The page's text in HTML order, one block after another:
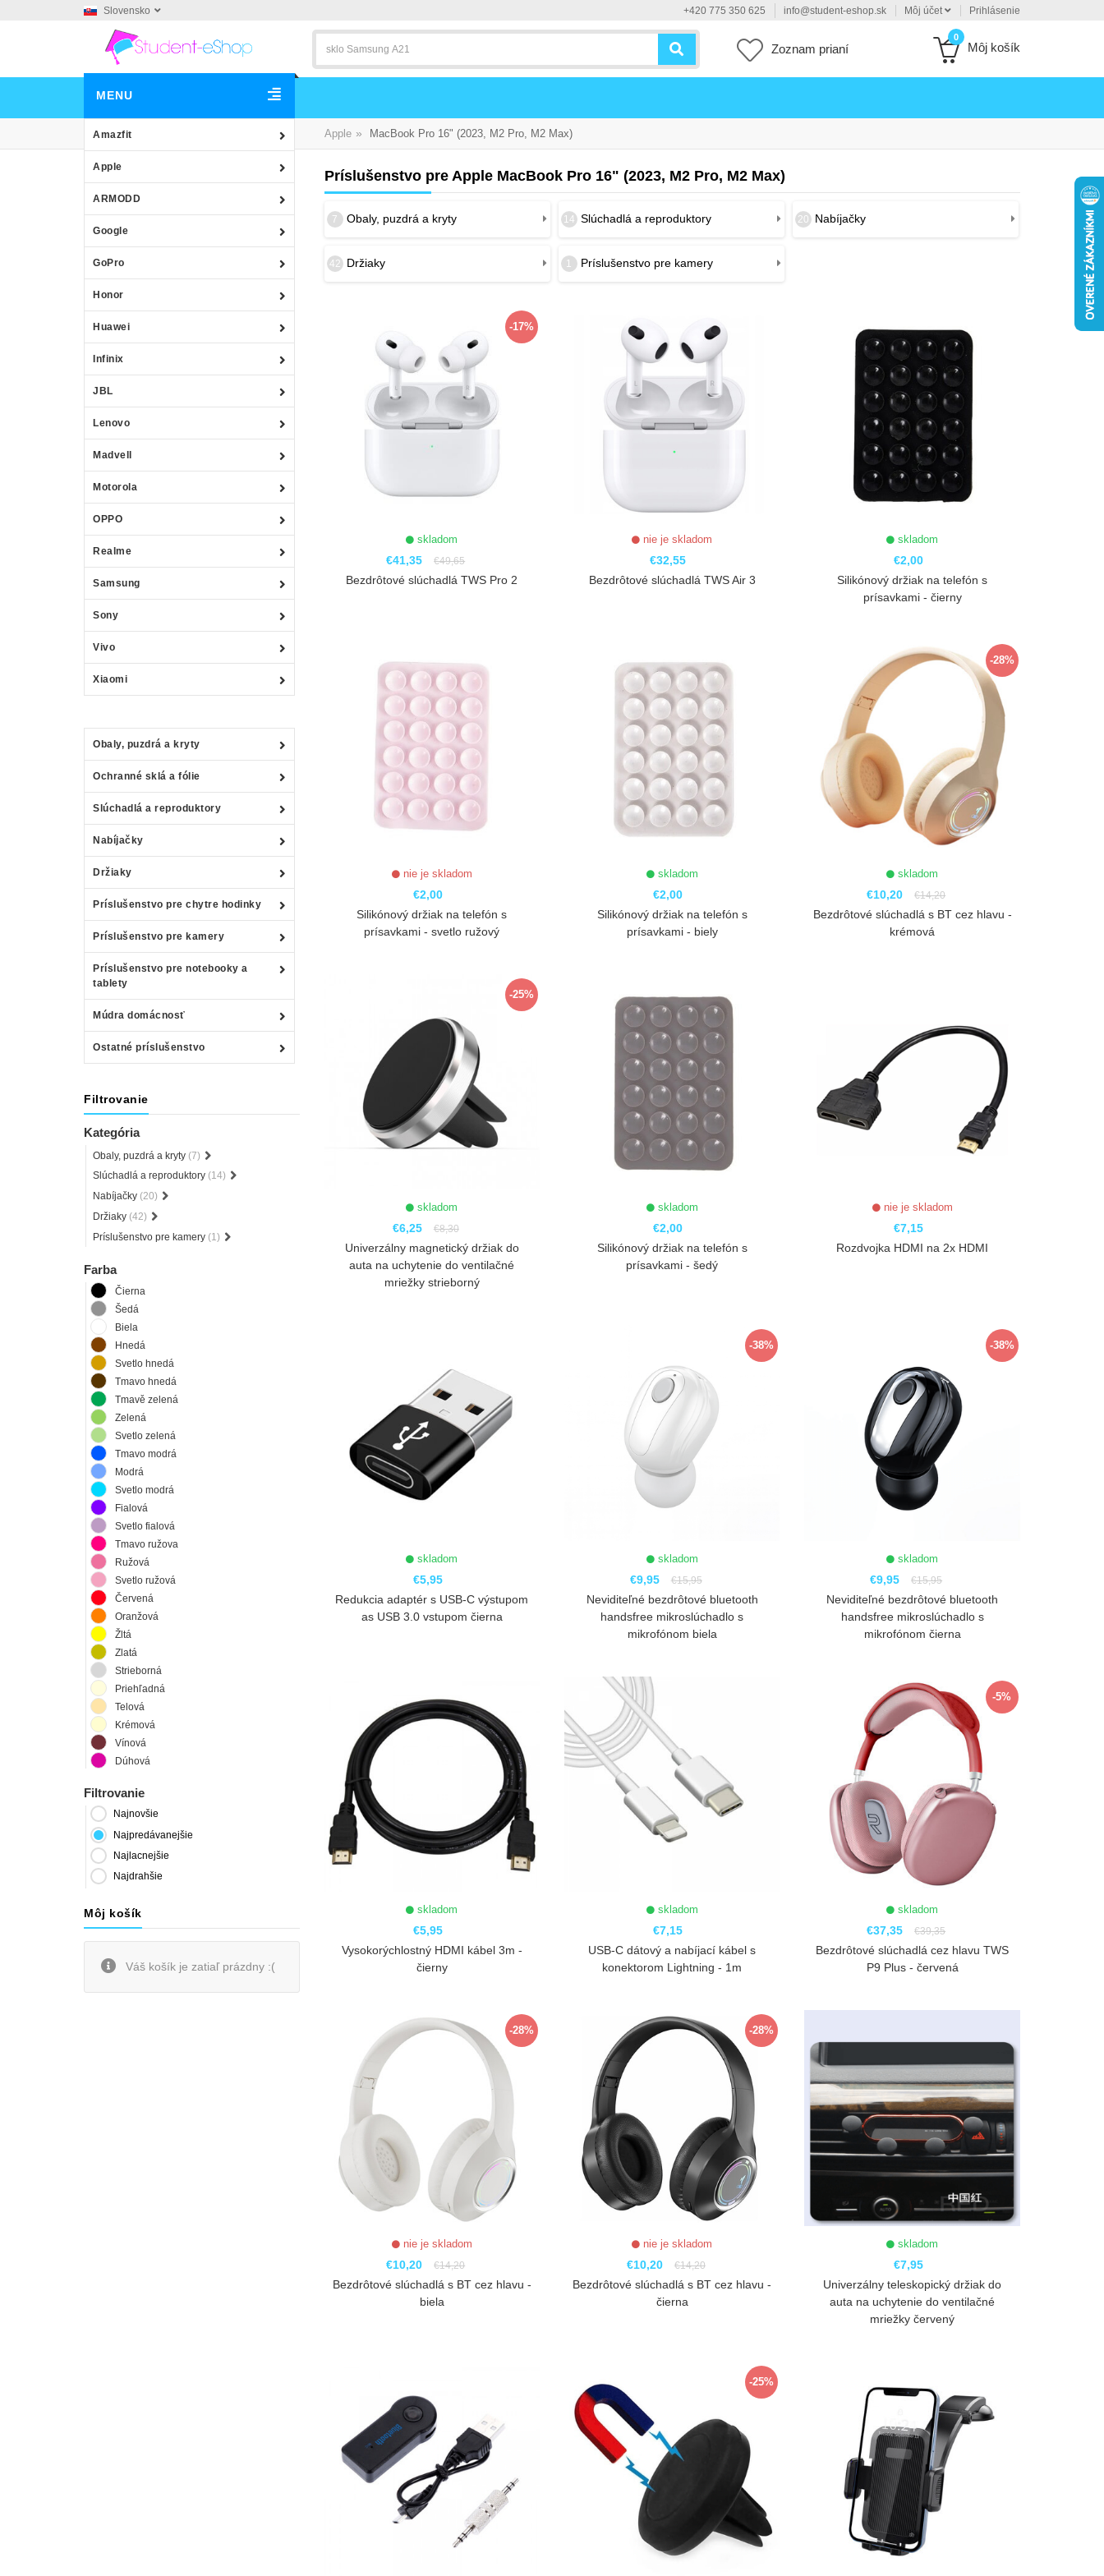
Slovensko +420 775 350 625 info@student-eshop.sk Môj účet Prihlásenie
Zoznam prianí
0
Môj košík
MENU
Amazfit
Apple
ARMODD
Google
GoPro
Honor
Huawei
Infinix
JBL
Lenovo
Madvell
Motorola
OPPO
Realme
Samsung
Sony
Vivo
Xiaomi
Obaly, puzdrá a kryty
Ochranné sklá a fólie
Slúchadlá a reproduktory
Nabíjačky
Držiaky
Príslušenstvo pre chytre hodinky
Príslušenstvo pre kamery
Príslušenstvo pre notebooky a
tablety
Múdra domácnosť
Ostatné príslušenstvo
Apple » MacBook Pro 16" (2023, M2 Pro, M2 Max)
Filtrovanie
Kategória
Obaly, puzdrá a kryty (7)
Slúchadlá a reproduktory (14)
Nabíjačky (20)
Držiaky (42)
Príslušenstvo pre kamery (1)
Farba
Čierna
Šedá
Biela
Hnedá
Svetlo hnedá
Tmavo hnedá
Tmavě zelená
Zelená
Svetlo zelená
Tmavo modrá
Modrá
Svetlo modrá
Fialová
Svetlo fialová
Tmavo ružova
Ružová
Svetlo ružová
Červená
Oranžová
Žltá
Zlatá
Strieborná
Priehľadná
Telová
Krémová
Vínová
Dúhová
Filtrovanie
Najnovšie
Najpredávanejšie
Najlacnejšie
Najdrahšie
Môj košík
Váš košík je zatiaľ prázdny :(
Príslušenstvo pre Apple MacBook Pro 16" (2023, M2 Pro, M2 Max)
7 Obaly, puzdrá a kryty 14 Slúchadlá a reproduktory 20 Nabíjačky
42 Držiaky 1 Príslušenstvo pre kamery
-17%
skladom
€41,35 €49,65
Bezdrôtové slúchadlá TWS Pro 2
nie je skladom
€32,55
Bezdrôtové slúchadlá TWS Air 3
skladom
€2,00
ZOBRAZIŤ
Silikónový držiak na telefón s
prísavkami - čierny
nie je skladom
€2,00
Silikónový držiak na telefón s
prísavkami - svetlo ružový
skladom
€2,00
Silikónový držiak na telefón s
prísavkami - biely
-28%
skladom
€10,20 €14,20
Bezdrôtové slúchadlá s BT cez hlavu -
krémová
-25%
skladom
€6,25 €8,30
Univerzálny magnetický držiak do
auta na uchytenie do ventilačné
mriežky strieborný
skladom
€2,00
Silikónový držiak na telefón s
prísavkami - šedý
nie je skladom
€7,15
Rozdvojka HDMI na 2x HDMI
skladom
€5,95
Redukcia adaptér s USB-C výstupom
as USB 3.0 vstupom čierna
-38%
skladom
€9,95 €15,95
ZOBRAZIŤ
Neviditeľné bezdrôtové bluetooth
handsfree mikroslúchadlo s
mikrofónom biela
-38%
skladom
€9,95 €15,95
ZOBRAZIŤ
Neviditeľné bezdrôtové bluetooth
handsfree mikroslúchadlo s
mikrofónom čierna
skladom
€5,95
ZOBRAZIŤ
Vysokorýchlostný HDMI kábel 3m -
čierny
skladom
€7,15
ZOBRAZIŤ
USB-C dátový a nabíjací kábel s
konektorom Lightning - 1m
-5%
skladom
€37,35 €39,35
Bezdrôtové slúchadlá cez hlavu TWS
P9 Plus - červená
-28%
nie je skladom
€10,20 €14,20
Bezdrôtové slúchadlá s BT cez hlavu -
biela
-28%
nie je skladom
€10,20 €14,20
Bezdrôtové slúchadlá s BT cez hlavu -
čierna
skladom
€7,95
Univerzálny teleskopický držiak do
auta na uchytenie do ventilačné
mriežky červený
-25%